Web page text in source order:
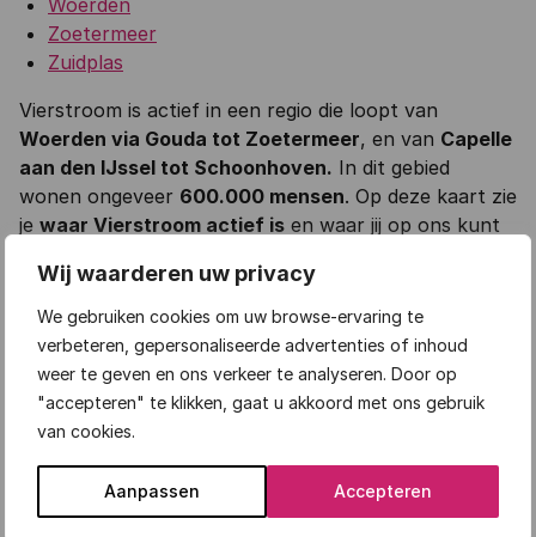
Wij waarderen uw privacy
We gebruiken cookies om uw browse-ervaring te
verbeteren, gepersonaliseerde advertenties of inhoud
weer te geven en ons verkeer te analyseren. Door op
"accepteren" te klikken, gaat u akkoord met ons gebruik
van cookies.
Aanpassen Accepteren
Woerden
Zoetermeer
Zuidplas
Vierstroom is actief in een regio die loopt van
Woerden via Gouda tot Zoetermeer, en van Capelle
aan den IJssel tot Schoonhoven. In dit gebied
wonen ongeveer 600.000 mensen. Op deze kaart zie
je waar Vierstroom actief is en waar jij op ons kunt
ondersteuning nodig vanwege een (tijdelijke)
beperking of gezondheidsproblemen? Vierstroom
Hulp Thuis staat klaar om u zowel tijdelijk als
structureel te ondersteunen. Of het nu gaat om
huishoudelijke taken of lichte begeleiding, wij zijn er
voor u.
Vraag onze diensten aan via het Wmo-loket van uw